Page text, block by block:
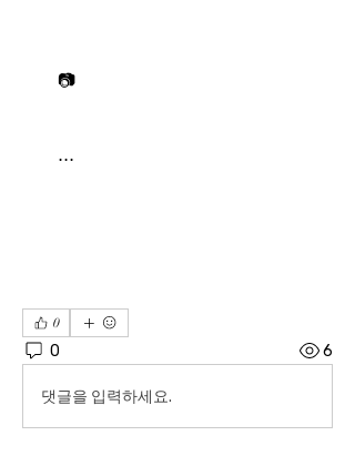
📷
특히 이번 자선경기에는 서울시교육청⋅경기도교육청 학생 및 가족 2000여 명, 다문화가정⋅저소득층⋅장애인 1000여 명, 문화소외지역인 농산어촌(온드림스쿨) 학생들도 초청해 스타 연예인과 스포츠 스타들의 재능 나눔의 현장을 경험하게 하고, 학생들에게 나눔 문화에 대한 교육과 참여 기회를 제공할 예정이다.
0
0 6
댓글을 입력하세요.